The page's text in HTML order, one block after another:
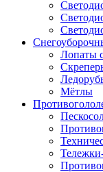
Лопаты
Мётлы